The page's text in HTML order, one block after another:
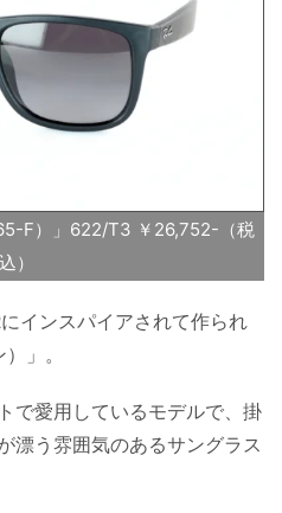
F）」622/T3 ￥26,752-（税
込）
インスパイアされて作られ
」。
で愛用しているモデルで、掛
漂う雰囲気のあるサングラス